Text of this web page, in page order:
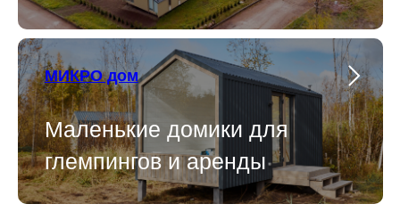
МИКРО дом
Маленькие домики для
глемпингов и аренды